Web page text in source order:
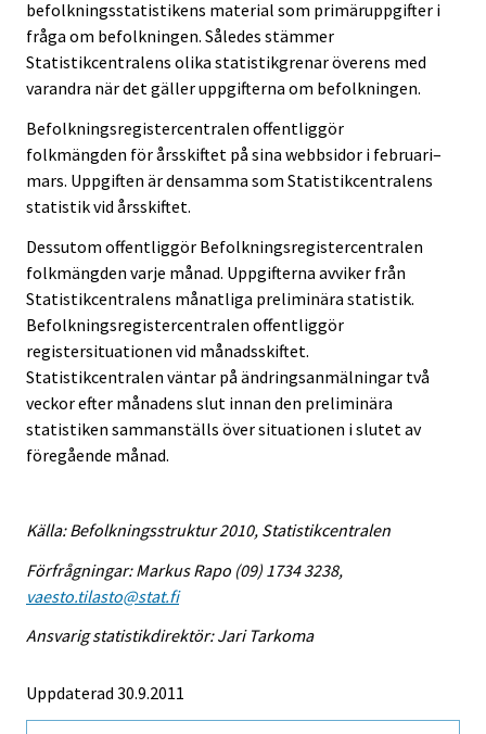
befolkningsstatistikens material som primäruppgifter i
fråga om befolkningen. Således stämmer
Statistikcentralens olika statistikgrenar överens med
varandra när det gäller uppgifterna om befolkningen.
Befolkningsregistercentralen offentliggör
folkmängden för årsskiftet på sina webbsidor i februari–
mars. Uppgiften är densamma som Statistikcentralens
statistik vid årsskiftet.
Dessutom offentliggör Befolkningsregistercentralen
folkmängden varje månad. Uppgifterna avviker från
Statistikcentralens månatliga preliminära statistik.
Befolkningsregistercentralen offentliggör
registersituationen vid månadsskiftet.
Statistikcentralen väntar på ändringsanmälningar två
veckor efter månadens slut innan den preliminära
statistiken sammanställs över situationen i slutet av
föregående månad.
Källa: Befolkningsstruktur 2010, Statistikcentralen
Förfrågningar: Markus Rapo (09) 1734 3238,
vaesto.tilasto@stat.fi
Ansvarig statistikdirektör: Jari Tarkoma
Uppdaterad 30.9.2011